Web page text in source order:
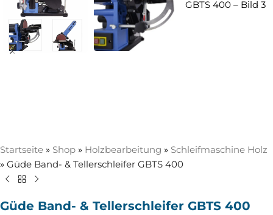
Startseite » Shop » Holzbearbeitung » Schleifmaschine Holz
» Güde Band- & Tellerschleifer GBTS 400
Güde Band- & Tellerschleifer GBTS 400